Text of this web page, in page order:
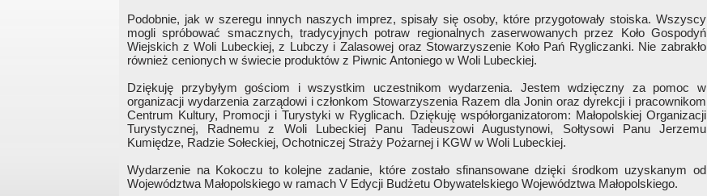
Podobnie, jak w szeregu innych naszych imprez, spisały się osoby, które przygotowały stoiska. Wszyscy
mogli spróbować smacznych, tradycyjnych potraw regionalnych zaserwowanych przez Koło Gospodyń
Wiejskich z Woli Lubeckiej, z Lubczy i Zalasowej oraz Stowarzyszenie Koło Pań Rygliczanki. Nie zabrakło
również cenionych w świecie produktów z Piwnic Antoniego w Woli Lubeckiej.
Dziękuję przybyłym gościom i wszystkim uczestnikom wydarzenia. Jestem wdzięczny za pomoc w
organizacji wydarzenia zarządowi i członkom Stowarzyszenia Razem dla Jonin oraz dyrekcji i pracownikom
Centrum Kultury, Promocji i Turystyki w Ryglicach. Dziękuję współorganizatorom: Małopolskiej Organizacji
Turystycznej, Radnemu z Woli Lubeckiej Panu Tadeuszowi Augustynowi, Sołtysowi Panu Jerzemu
Kumiędze, Radzie Sołeckiej, Ochotniczej Straży Pożarnej i KGW w Woli Lubeckiej.
Wydarzenie na Kokoczu to kolejne zadanie, które zostało sfinansowane dzięki środkom uzyskanym od
Województwa Małopolskiego w ramach V Edycji Budżetu Obywatelskiego Województwa Małopolskiego.